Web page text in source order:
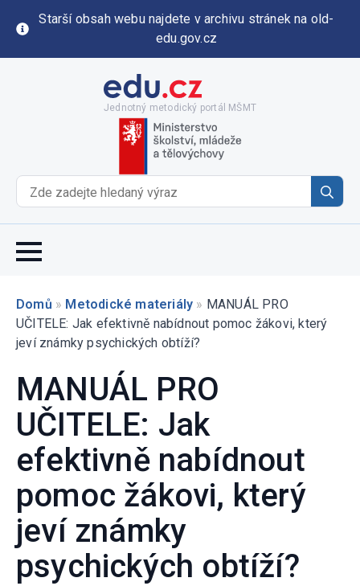
Starší obsah webu najdete v archivu stránek na old-
edu.gov.cz
Jednotný metodický portál MŠMT
for:
Domů » Metodické materiály » MANUÁL PRO
UČITELE: Jak efektivně nabídnout pomoc žákovi, který
jeví známky psychických obtíží?
MANUÁL PRO
UČITELE: Jak
efektivně nabídnout
pomoc žákovi, který
jeví známky
psychických obtíží?